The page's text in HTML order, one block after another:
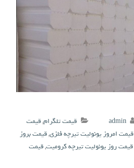
admin قیمت تلگرام,قیمت
قیمت امروز یونولیت تیرچه فلزی,قیمت بروز
قیمت روز یونولیت تیرچه کرومیت,قیمت